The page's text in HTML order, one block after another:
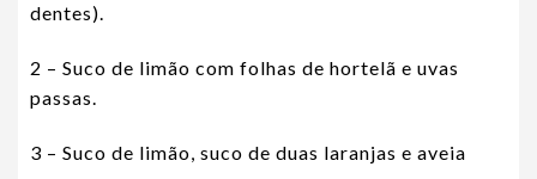
dentes).
2 – Suco de limão com folhas de hortelã e uvas
passas.
3 – Suco de limão, suco de duas laranjas e aveia